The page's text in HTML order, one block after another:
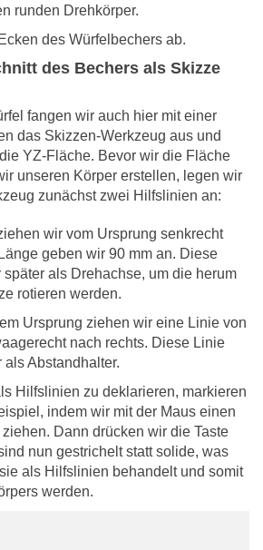
runden Drehkörper.
des Würfelbechers ab.
des Bechers als Skizze
fangen wir auch hier mit einer
das Skizzen-Werkzeug aus und
YZ-Fläche. Bevor wir die Fläche
unseren Körper erstellen, legen wir
zunächst zwei Hilfslinien an:
wir vom Ursprung senkrecht
geben wir 90 mm an. Diese
später als Drehachse, um die herum
rotieren werden.
Ursprung ziehen wir eine Linie von
nach rechts. Diese Linie
Abstandhalter.
Hilfslinien zu deklarieren, markieren
indem wir mit der Maus einen
Dann drücken wir die Taste
nun gestrichelt statt solide, was
als Hilfslinien behandelt und somit
werden.